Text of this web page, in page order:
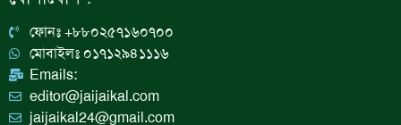
a
m
n
ফোনঃ +৮৮০২৫৭১৬০৭০০
মোবাইলঃ ০১৭১২৯৪১১১৬
Emails:
editor@jaijaikal.com
jaijaikal24@gmail.com